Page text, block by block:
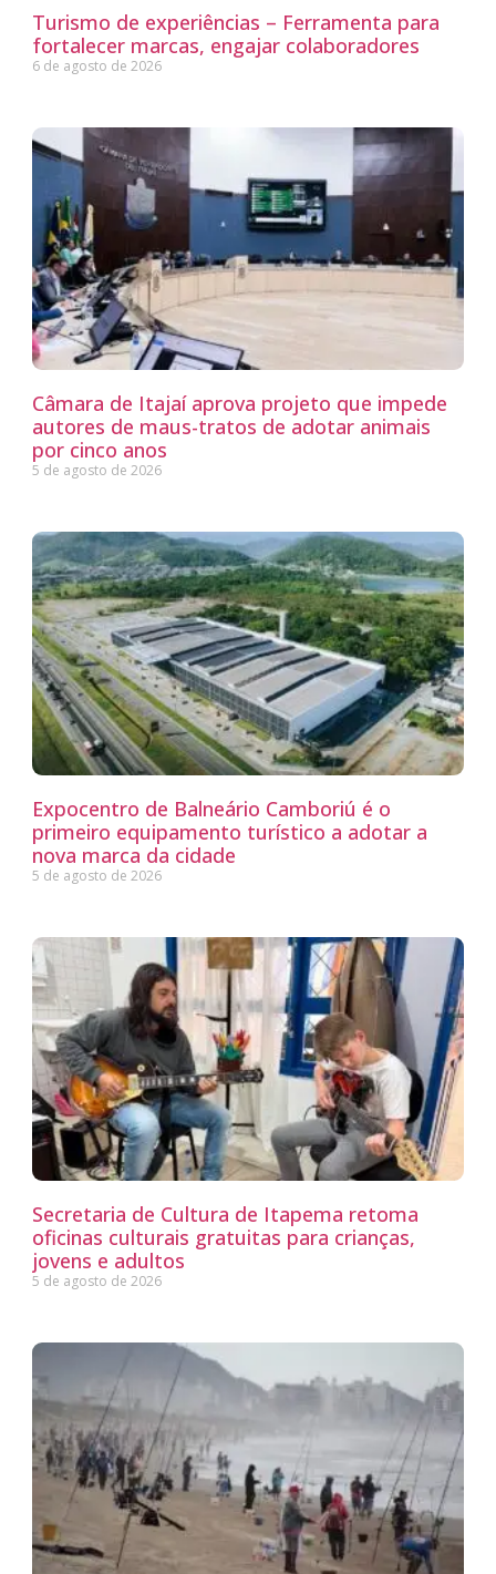
Turismo de experiências – Ferramenta para
fortalecer marcas, engajar colaboradores
6 de agosto de 2026
Câmara de Itajaí aprova projeto que impede
autores de maus-tratos de adotar animais
por cinco anos
5 de agosto de 2026
Expocentro de Balneário Camboriú é o
primeiro equipamento turístico a adotar a
nova marca da cidade
5 de agosto de 2026
Secretaria de Cultura de Itapema retoma
oficinas culturais gratuitas para crianças,
jovens e adultos
5 de agosto de 2026